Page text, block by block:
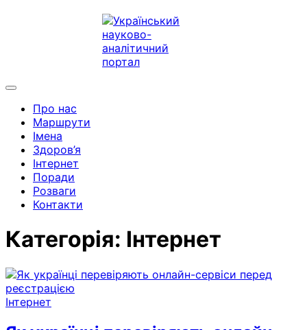
Про нас
Маршрути
Імена
Здоров’я
Інтернет
Поради
Розваги
Контакти
Категорія: Інтернет
Інтернет